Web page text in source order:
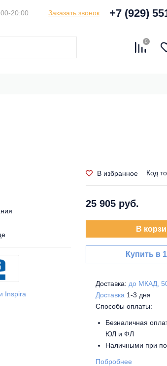
20:00 Заказать звонок +7 (929)
0
Inspira
В избранное Код
25 905 руб.
В
Купить в
Доставка: до МКАД,
Доставка 1-3 дня
Способы оплаты:
Безналичная
ЮЛ и ФЛ
Наличными при
Побробнее